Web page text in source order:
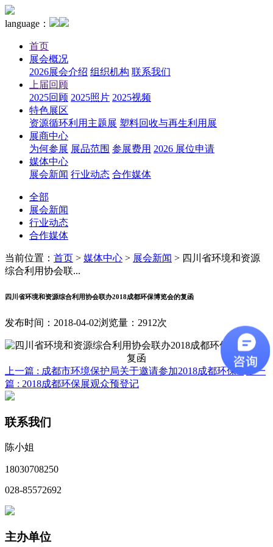
language：
首页
展会概况
2026展会介绍 组织机构 联系我们
上届回顾
2025回顾 2025照片 2025视频
特色展区
资源循环利用主题展 塑料回收与再生利用展
展商中心
为何参展 展品范围 参展费用 2026 展位申请
媒体中心
展会新闻 行业动态 合作媒体
全部
展会新闻
行业动态
合作媒体
当前位置： 首页 > 媒体中心 > 展会新闻 > 四川省环境和资源
综合利用协会联...
四川省环境和资源综合利用协会联办2018成都环保博览会的复函
发布时间：2018-04-02浏览量：2912次
上一篇 : 成都市环境保护局关于邀请参加2018成都环保...
下一
篇 : 2018成都环保展观众预登记
联系我们
陈小姐
18030708250
028-85572692
主办单位